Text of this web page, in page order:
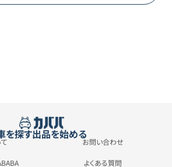
を探す出品を始める
お問い合わせ
よくある質問